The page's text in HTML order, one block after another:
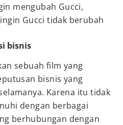
mengubah Gucci,
Gucci tidak berubah
bisnis
sebuah film yang
bisnis yang
Karena itu tidak
dengan berbagai
berhubungan dengan